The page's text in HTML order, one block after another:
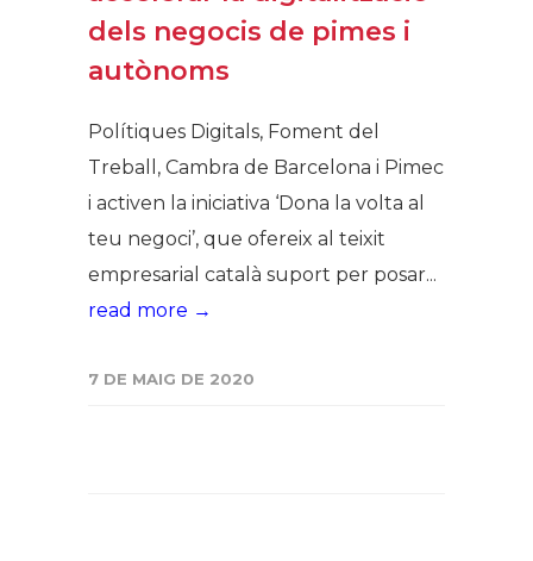
dels negocis de pimes i
autònoms
Polítiques Digitals, Foment del
Treball, Cambra de Barcelona i Pimec
i activen la iniciativa ‘Dona la volta al
teu negoci’, que ofereix al teixit
empresarial català suport per posar...
read more →
7 DE MAIG DE 2020